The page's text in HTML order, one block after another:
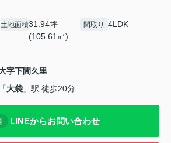
土地面積31.94坪
(105.61㎡)
間取り 4LDK
字下間久里
「大袋 」駅 徒歩20分
LINEからお問い合わせ